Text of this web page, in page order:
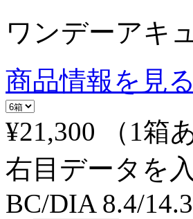
ワンデーアキ
商品情報を見る
¥21,300
（1箱
右目データを
BC/DIA 8.4/14.3